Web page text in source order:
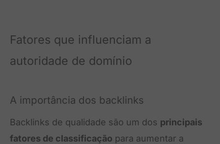
Fatores que influenciam a
autoridade de domínio
A importância dos backlinks
Backlinks de qualidade são um dos principais
fatores de classificação para aumentar a